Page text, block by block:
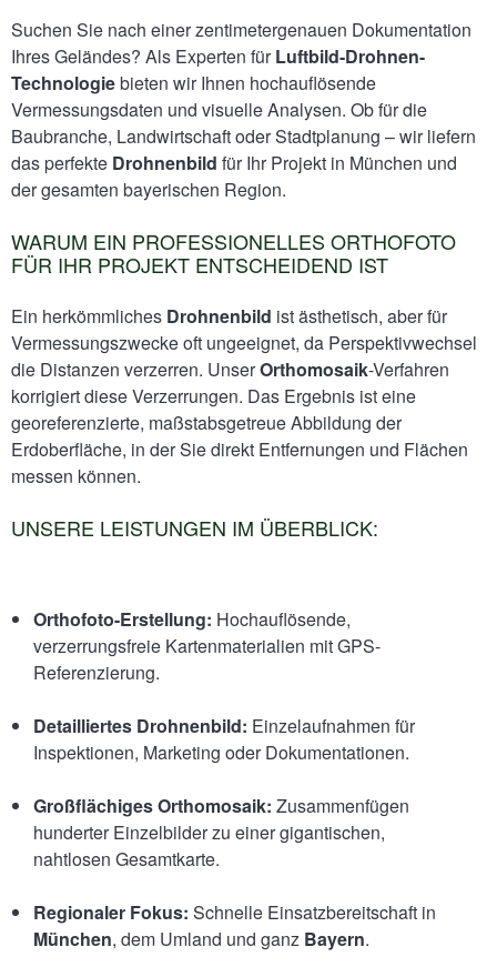
Suchen Sie nach einer zentimetergenauen Dokumentation
Ihres Geländes? Als Experten fürLuftbild-Drohnen-
Technologiebieten wir Ihnen hochauflösende
Vermessungsdaten und visuelle Analysen. Ob für die
Baubranche, Landwirtschaft oder Stadtplanung – wir liefern
das perfekte Drohnenbild für Ihr Projekt in München und
der gesamten bayerischen Region.
WARUM EIN PROFESSIONELLES ORTHOFOTO
FÜR IHR PROJEKT ENTSCHEIDEND IST
Ein herkömmliches Drohnenbild ist ästhetisch, aber für
Vermessungszwecke oft ungeeignet, da Perspektivwechsel
die Distanzen verzerren. UnserOrthomosaik-Verfahren
korrigiert diese Verzerrungen. Das Ergebnis ist eine
georeferenzierte, maßstabsgetreue Abbildung der
Erdoberfläche, in der Sie direkt Entfernungen und Flächen
messen können.
UNSERE LEISTUNGEN IM ÜBERBLICK:
Orthofoto-Erstellung: Hochauflösende,
verzerrungsfreie Kartenmaterialien mit GPS-
Referenzierung.
Detailliertes Drohnenbild: Einzelaufnahmen für
Inspektionen, Marketing oder Dokumentationen.
Großflächiges Orthomosaik: Zusammenfügen
hunderter Einzelbilder zu einer gigantischen,
nahtlosen Gesamtkarte.
Regionaler Fokus: Schnelle Einsatzbereitschaft in
München, dem Umland und ganz Bayern.